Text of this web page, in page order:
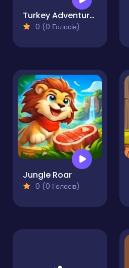
Turkey Adventure Runner
0 (0 Голосів)